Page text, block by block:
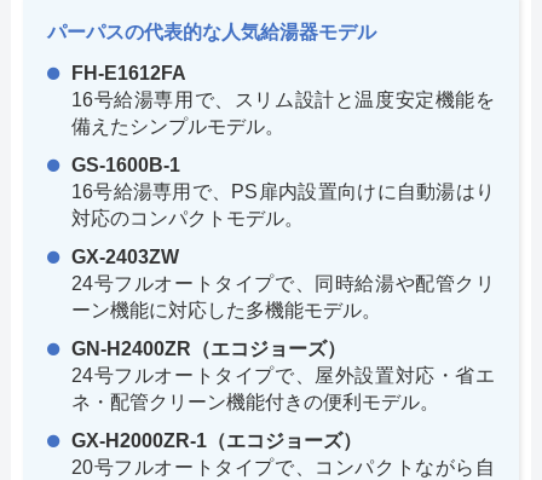
パーパスの代表的な人気給湯器モデル
FH-E1612FA
16号給湯専用で、スリム設計と温度安定機能を
備えたシンプルモデル。
GS-1600B-1
16号給湯専用で、PS扉内設置向けに自動湯はり
対応のコンパクトモデル。
GX-2403ZW
24号フルオートタイプで、同時給湯や配管クリ
ーン機能に対応した多機能モデル。
GN-H2400ZR（エコジョーズ）
24号フルオートタイプで、屋外設置対応・省エ
ネ・配管クリーン機能付きの便利モデル。
GX-H2000ZR-1（エコジョーズ）
20号フルオートタイプで、コンパクトながら自